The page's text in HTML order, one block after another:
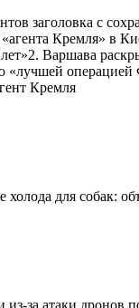
заголовка с
Кремля» в
Варшава
«лучшей
Кремля
для собак:
из-за атаки дронов